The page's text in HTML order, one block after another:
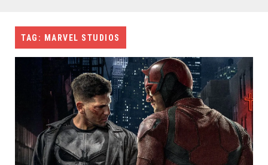
TAG: MARVEL STUDIOS